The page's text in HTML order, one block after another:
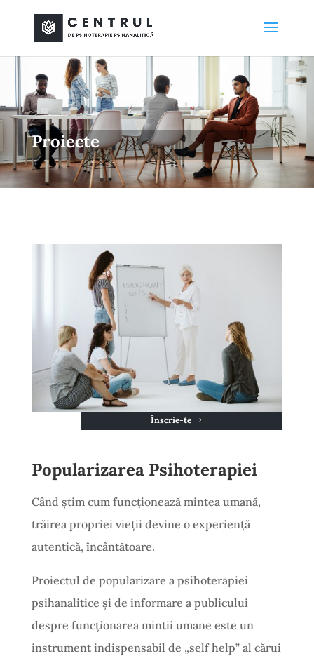
Proiecte
Înscrie-te
Popularizarea Psihoterapiei
Când știm cum funcționează mintea umană,
trăirea propriei vieții devine o experiență
autentică, încântătoare.
Proiectul de popularizare a psihoterapiei
psihanalitice și de informare a publicului
despre funcționarea mintii umane este un
instrument indispensabil de „self help” al cărui